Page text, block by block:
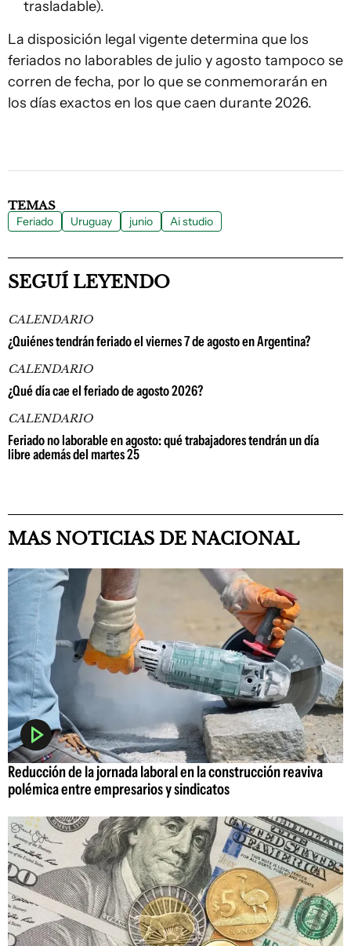
trasladable).
La disposición legal vigente determina que los
feriados no laborables de julio y agosto tampoco se
corren de fecha, por lo que se conmemorarán en
los días exactos en los que caen durante 2026.
TEMAS
Feriado Uruguay junio Ai studio
SEGUÍ LEYENDO
CALENDARIO
¿Quiénes tendrán feriado el viernes 7 de agosto en Argentina?
CALENDARIO
¿Qué día cae el feriado de agosto 2026?
CALENDARIO
Feriado no laborable en agosto: qué trabajadores tendrán un día
libre además del martes 25
MAS NOTICIAS DE NACIONAL
Reducción de la jornada laboral en la construcción reaviva
polémica entre empresarios y sindicatos